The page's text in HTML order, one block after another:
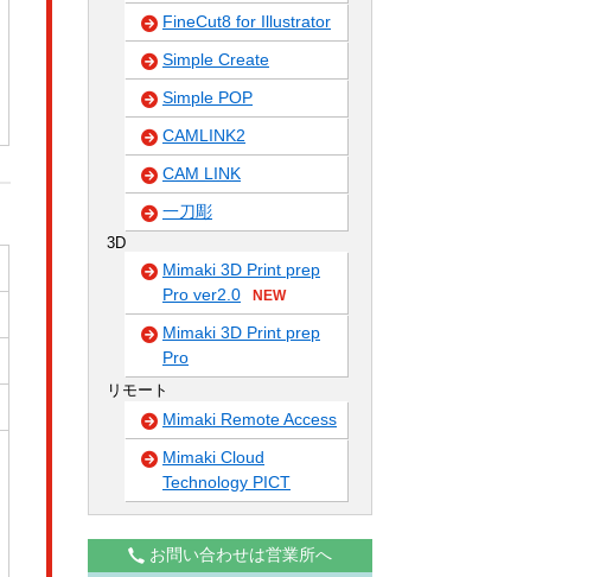
FineCut8 for Illustrator
Simple Create
Simple POP
CAMLINK2
CAM LINK
一刀彫
3D
Mimaki 3D Print prep
Pro ver2.0
NEW
Mimaki 3D Print prep
Pro
リモート
Mimaki Remote Access
Mimaki Cloud
Technology PICT
お問い合わせは営業所へ